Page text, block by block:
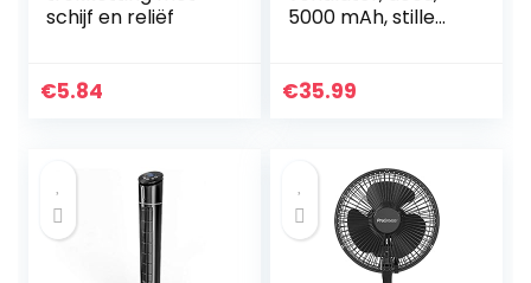
schijf en reliëf
€5.84
5000 mAh, stille
clipventilator,
oplaadbare
traploze snelheid,
draagbare
ventilator voor
€35.99